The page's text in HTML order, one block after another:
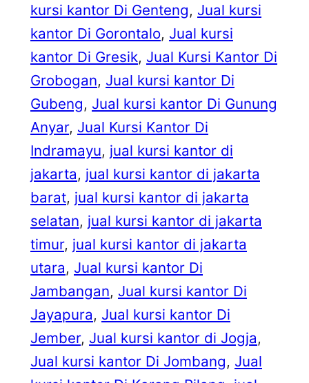
kursi kantor Di Genteng, Jual kursi
kantor Di Gorontalo, Jual kursi
kantor Di Gresik, Jual Kursi Kantor Di
Grobogan, Jual kursi kantor Di
Gubeng, Jual kursi kantor Di Gunung
Anyar, Jual Kursi Kantor Di
Indramayu, jual kursi kantor di
jakarta, jual kursi kantor di jakarta
barat, jual kursi kantor di jakarta
selatan, jual kursi kantor di jakarta
timur, jual kursi kantor di jakarta
utara, Jual kursi kantor Di
Jambangan, Jual kursi kantor Di
Jayapura, Jual kursi kantor Di
Jember, Jual kursi kantor di Jogja
Jual kursi kantor Di Jombang, Jual